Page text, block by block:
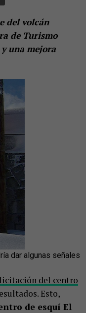
del volcán
de Turismo
una mejora
dar algunas señales
del centro
Esto,
de esquí El